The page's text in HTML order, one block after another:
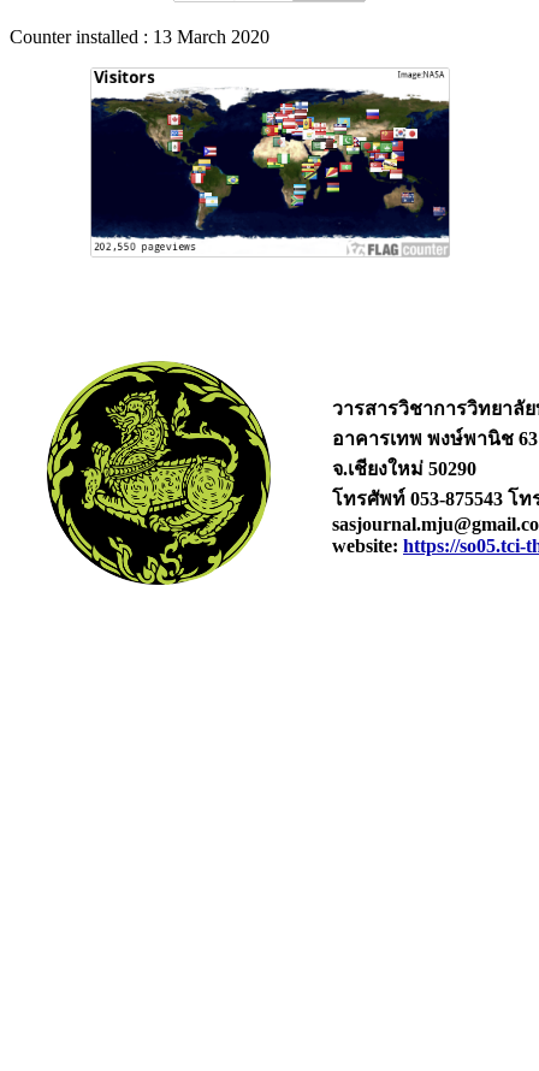
Counter installed : 13 March 2020
วารสารวิชาการวิทยาลั
อาคารเทพ พงษ์พา
จ.เชียงใหม่ 50290
โทรศัพท์ 053-
website: https://so05.tci-